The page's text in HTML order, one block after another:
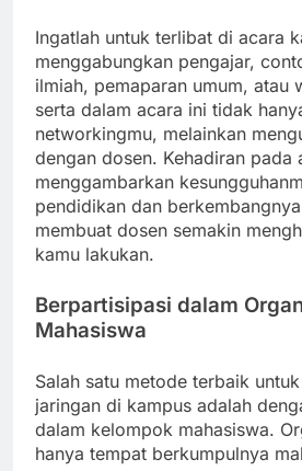
Ingatlah untuk terlibat di acara
menggabungkan pengajar,
ilmiah, pemaparan umum, atau
serta dalam acara ini tidak
networkingmu, melainkan
dengan dosen. Kehadiran pada
menggambarkan
pendidikan dan
membuat dosen semakin
kamu lakukan.
Berpartisipasi dalam
Mahasiswa
Salah satu metode terbaik
jaringan di kampus adalah
dalam kelompok mahasiswa.
hanya tempat berkumpulnya